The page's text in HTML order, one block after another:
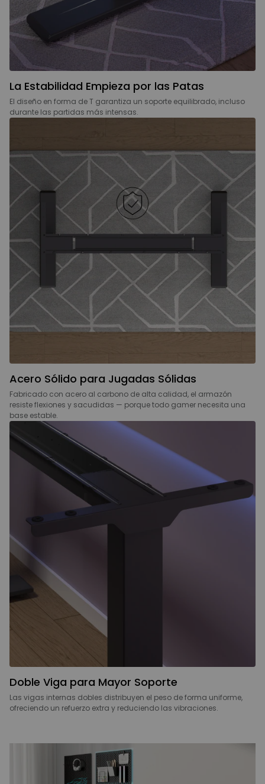
La Estabilidad Empieza por las Patas
El diseño en forma de T garantiza un soporte equilibrado, incluso
durante las partidas más intensas.
Acero Sólido para Jugadas Sólidas
Fabricado con acero al carbono de alta calidad, el armazón
resiste flexiones y sacudidas — porque todo gamer necesita una
base estable.
Doble Viga para Mayor Soporte
Las vigas internas dobles distribuyen el peso de forma uniforme,
ofreciendo un refuerzo extra y reduciendo las vibraciones.